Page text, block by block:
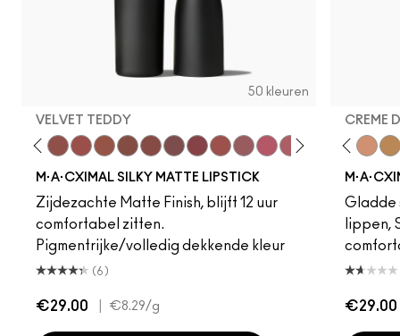
50 kleuren
VELVET TEDDY
M·A·CXIMAL SILKY MATTE LIPSTICK
Zijdezachte Matte Finish, blijft 12 uur
comfortabel zitten.
Pigmentrijke/volledig dekkende kleur
(6)
€29.00 €8.29/g
CREME
Gladde
lippen,
€29.00